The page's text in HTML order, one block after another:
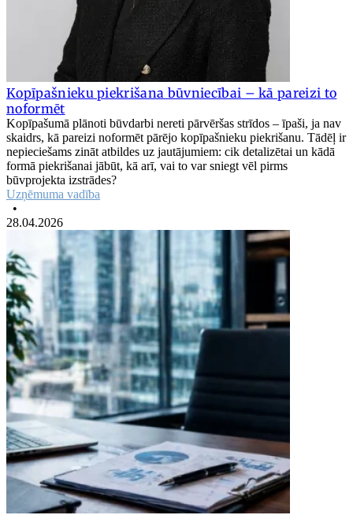
Kopīpašnieku piekrišana būvniecībai – kā pareizi to
noformēt
Kopīpašumā plānoti būvdarbi nereti pārvēršas strīdos – īpaši, ja nav
skaidrs, kā pareizi noformēt pārējo kopīpašnieku piekrišanu. Tādēļ ir
nepieciešams zināt atbildes uz jautājumiem: cik detalizētai un kādā
formā piekrišanai jābūt, kā arī, vai to var sniegt vēl pirms
būvprojekta izstrādes?
Uzņēmuma vadība
•
28.04.2026